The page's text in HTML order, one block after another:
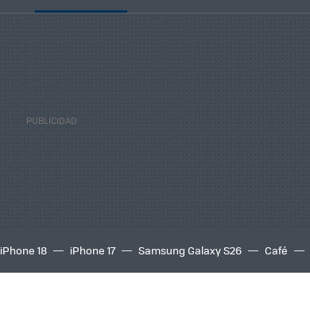
iPhone 18 iPhone 17 Samsung Galaxy S26 Café